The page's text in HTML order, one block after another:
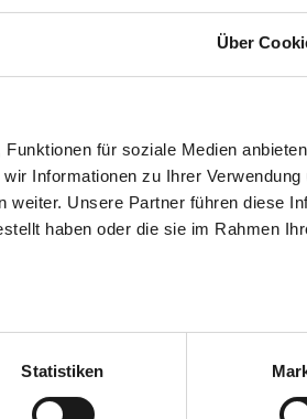
Über
für soziale Medien
Informationen zu Ihrer Verwendung
Unsere Partner führen diese
haben oder die sie im Rahmen
Statistiken
Dirndl